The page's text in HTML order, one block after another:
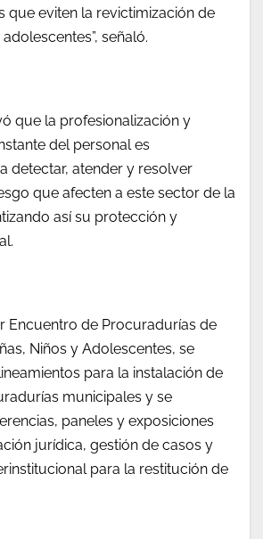
que eviten la revictimización de
señaló.
que la profesionalización y
del personal es
detectar, atender y resolver
que afecten a este sector de la
así su protección y
Encuentro de Procuradurías de
Niños y Adolescentes, se
para la instalación de
municipales y se
paneles y exposiciones
jurídica, gestión de casos y
para la restitución de